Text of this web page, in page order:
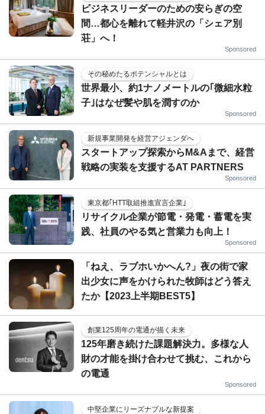
ビジネスリーダーのための安らぎの空
間…都心を離れて軽井沢の「シェア別
荘」へ！
Sponsored
その秘めたるポテンシャルとは
世界最小、約1ナノメートルの｢微細水粒
子｣はなぜ髪や肌を潤すのか
Sponsored
新規事業開発を経営アジェンダへ
スタートアップ探索からM&Aまで、経営
戦略の実装を支援するAT PARTNERS
Sponsored
東京都｢HTT取組推進宣言企業｣
リサイクル企業が節電・発電・蓄電を実
践、社員のやる気と営業力も向上！
Sponsored
「ねえ、ラブホいかへん?」夜の街で家
出少女に声をかけられた牧師はどう答え
たか【2023上半期BEST5】
創業125周年の電通が描く未来
125年磨き続けた課題解決力。多様な人
財の才能を掛け合わせて挑む、これから
の電通
Sponsored
中堅企業にリーズナブルな新提案